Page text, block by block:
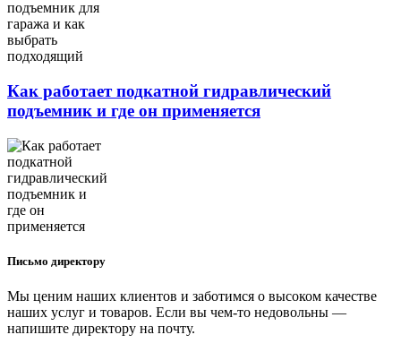
Как работает подкатной гидравлический
подъемник и где он применяется
Письмо директору
Мы ценим наших клиентов и заботимся о высоком качестве
наших услуг и товаров. Если вы чем-то недовольны —
напишите директору на почту.